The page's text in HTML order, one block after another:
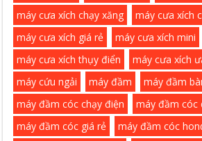
máy cưa xích chạy xăng
máy cưa xích
máy cưa xích giá rẻ
máy cưa xích mini
máy cưa xích thụy điển
máy cưa xích
máy cứu ngải
máy đầm máy đầm
máy đầm cóc chạy điện
máy đầm cóc
máy đầm cóc giá rẻ
máy đầm cóc